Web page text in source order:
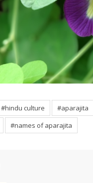
#hindu culture #aparajita
#names of aparajita